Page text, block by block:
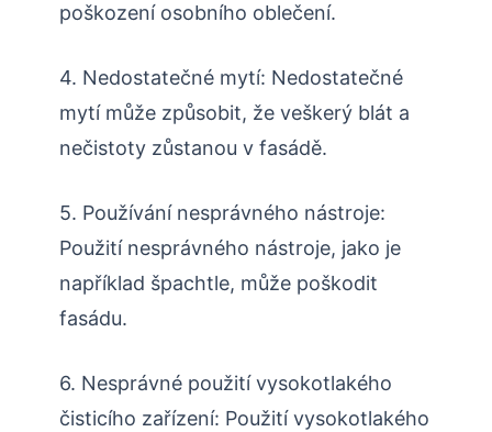
poškození osobního oblečení.
4. Nedostatečné mytí: Nedostatečné
mytí může způsobit, že veškerý blát a
nečistoty zůstanou v fasádě.
5. Používání nesprávného nástroje:
Použití nesprávného nástroje, jako je
například špachtle, může poškodit
fasádu.
6. Nesprávné použití vysokotlakého
čisticího zařízení: Použití vysokotlakého